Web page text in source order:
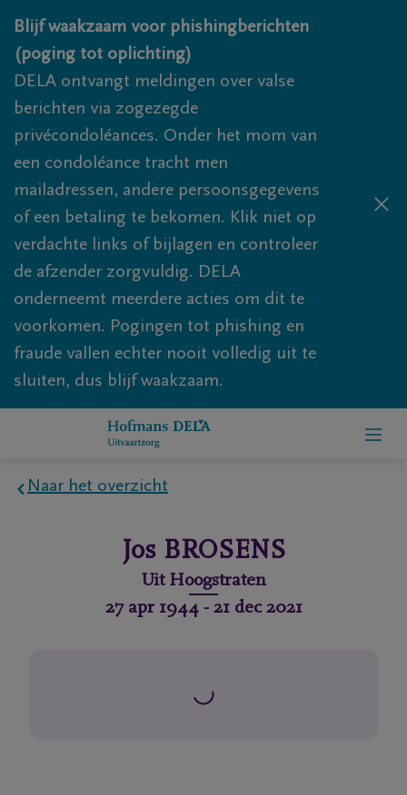
Overslaan en naar inhoud gaan
Blijf waakzaam voor phishingberichten
(poging tot oplichting)
DELA ontvangt meldingen over valse
berichten via zogezegde
privécondoléances. Onder het mom van
een condoléance tracht men
mailadressen, andere persoonsgegevens
of een betaling te bekomen. Klik niet op
verdachte links of bijlagen en controleer
de afzender zorgvuldig. DELA
onderneemt meerdere acties om dit te
voorkomen. Pogingen tot phishing en
fraude vallen echter nooit volledig uit te
sluiten, dus blijf waakzaam.
Naar het overzicht
Jos BROSENS
Uit Hoogstraten
27 apr 1944- 21 dec 2021